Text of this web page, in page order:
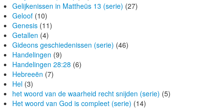
Gelijkenissen in Mattheüs 13 (serie) (27)
Geloof (10)
Genesis (11)
Getallen (4)
Gideons geschiedenissen (serie) (46)
Handelingen (9)
Handelingen 28:28 (6)
Hebreeën (7)
Hel (3)
het woord van de waarheid recht snijden (serie) (5)
Het woord van God is compleet (serie) (14)